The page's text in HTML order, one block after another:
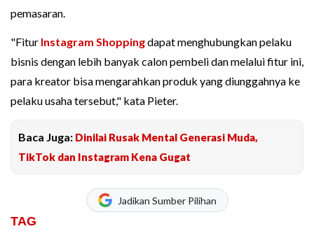
pemasaran.
"Fitur Instagram Shoppingdapat menghubungkan pelaku
bisnis dengan lebih banyak calon pembeli dan melalui fitur ini,
para kreator bisa mengarahkan produk yang diunggahnya ke
pelaku usaha tersebut," kata Pieter.
Baca Juga: Dinilai Rusak Mental Generasi Muda,
TikTok dan Instagram Kena Gugat
Jadikan Sumber Pilihan
TAG